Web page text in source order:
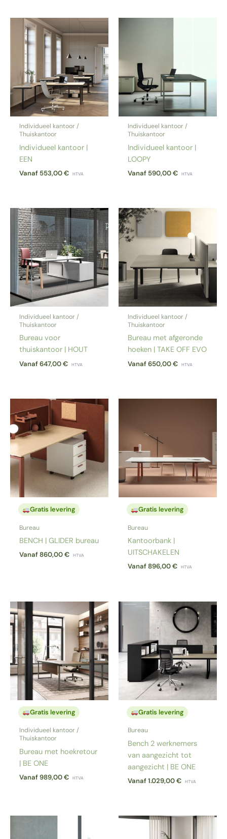
Individueel kantoor /
Thuiskantoor
Individueel kantoor |
EEN
Vanaf 553,00€ HTVA
Individueel kantoor /
Thuiskantoor
Individueel kantoor |
LOOPY
Vanaf 590,00€ HTVA
Individueel kantoor /
Thuiskantoor
Bureau voor
thuiskantoor | HOUT
Vanaf647,00€ HTVA
Individueel kantoor /
Thuiskantoor
Bureau met afgeronde
hoeken | TAKE OFF EVO
Vanaf650,00€ HTVA
Gratis levering
Bureau
BENCH | GLIDER bureau
Vanaf860,00€ HTVA
Gratis levering
Bureau
Kantoorbank |
UITSCHAKELEN
Vanaf896,00€ HTVA
Gratis levering
Individueel kantoor /
Thuiskantoor
Bureau met hoekretour
| BE ONE
Vanaf989,00€ HTVA
Gratis levering
Bureau
Bench 2 werknemers
van aangezicht tot
aangezicht | BE ONE
Vanaf1.029,00€ HTVA